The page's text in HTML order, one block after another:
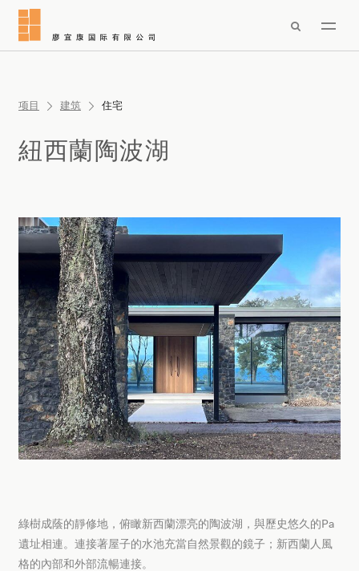

项目 建筑 住宅
紐西蘭陶波湖
綠樹成蔭的靜修地，俯瞰新西蘭漂亮的陶波湖，與歷史悠久的Pa
遺址相連。連接著屋子的水池充當自然景觀的鏡子；新西蘭人風
格的內部和外部流暢連接。